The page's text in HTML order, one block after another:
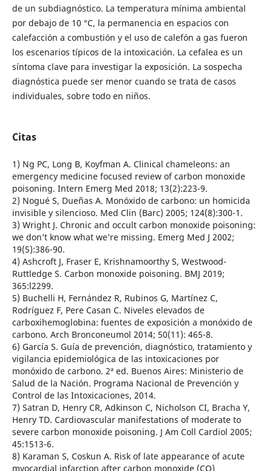
de un subdiagnóstico. La temperatura mínima ambiental
por debajo de 10 °C, la permanencia en espacios con
calefacción a combustión y el uso de calefón a gas fueron
los escenarios típicos de la intoxicación. La cefalea es un
síntoma clave para investigar la exposición. La sospecha
diagnóstica puede ser menor cuando se trata de casos
individuales, sobre todo en niños.
Citas
1) Ng PC, Long B, Koyfman A. Clinical chameleons: an
emergency medicine focused review of carbon monoxide
poisoning. Intern Emerg Med 2018; 13(2):223-9.
2) Nogué S, Dueñas A. Monóxido de carbono: un homicida
invisible y silencioso. Med Clin (Barc) 2005; 124(8):300-1.
3) Wright J. Chronic and occult carbon monoxide poisoning:
we don’t know what we’re missing. Emerg Med J 2002;
19(5):386-90.
4) Ashcroft J, Fraser E, Krishnamoorthy S, Westwood-
Ruttledge S. Carbon monoxide poisoning. BMJ 2019;
365:l2299.
5) Buchelli H, Fernández R, Rubinos G, Martínez C,
Rodríguez F, Pere Casan C. Niveles elevados de
carboxihemoglobina: fuentes de exposición a monóxido de
carbono. Arch Bronconeumol 2014; 50(11): 465-8.
6) García S. Guía de prevención, diagnóstico, tratamiento y
vigilancia epidemiológica de las intoxicaciones por
monóxido de carbono. 2ª ed. Buenos Aires: Ministerio de
Salud de la Nación. Programa Nacional de Prevención y
Control de las Intoxicaciones, 2014.
7) Satran D, Henry CR, Adkinson C, Nicholson CI, Bracha Y,
Henry TD. Cardiovascular manifestations of moderate to
severe carbon monoxide poisoning. J Am Coll Cardiol 2005;
45:1513-6.
8) Karaman S, Coskun A. Risk of late appearance of acute
myocardial infarction after carbon monoxide (CO)